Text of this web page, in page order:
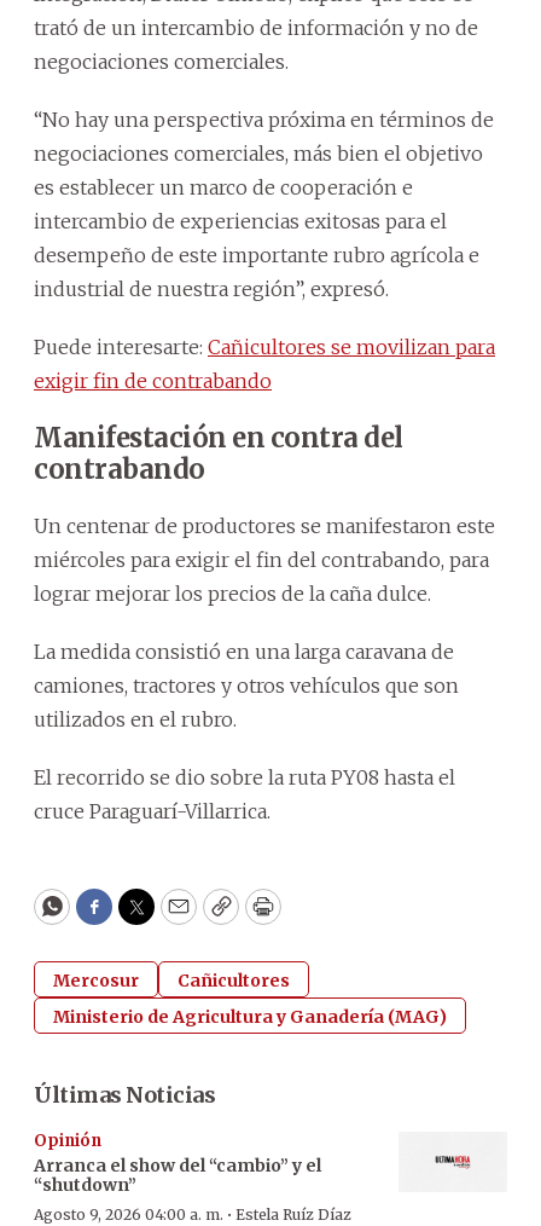
trató de un intercambio de información y no de
negociaciones comerciales.
“No hay una perspectiva próxima en términos de
negociaciones comerciales, más bien el objetivo
es establecer un marco de cooperación e
intercambio de experiencias exitosas para el
desempeño de este importante rubro agrícola e
industrial de nuestra región”, expresó.
Puede interesarte: Cañicultores se movilizan para
exigir fin de contrabando
Manifestación en contra del
contrabando
Un centenar de productores se manifestaron este
miércoles para exigir el fin del contrabando, para
lograr mejorar los precios de la caña dulce.
La medida consistió en una larga caravana de
camiones, tractores y otros vehículos que son
utilizados en el rubro.
El recorrido se dio sobre la ruta PY08 hasta el
cruce Paraguarí-Villarrica.
WhatsApp
Facebook
Twitter
EmailCopyPrint
Mercosur
Cañicultores
Ministerio de Agricultura y Ganadería (MAG)
Últimas Noticias
Opinión
Arranca el show del “cambio” y el
“shutdown”
Agosto 9, 2026 04:00 a. m. · Estela Ruíz Díaz